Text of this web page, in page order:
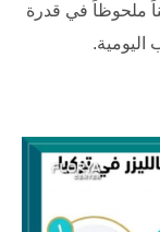
ملحوظاً في قدرة
اليومية.